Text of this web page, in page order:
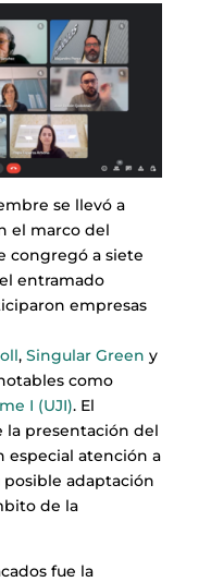
se llevó a
el marco del
congregó a siete
entramado
empresas
, Singular Green y
como
I (UJI). El
la presentación del
especial atención a
adaptación
de la
fue la